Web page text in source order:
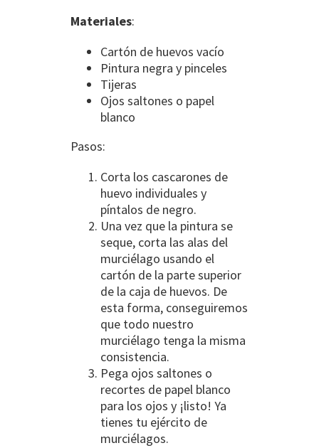
Materiales:
Cartón de huevos vacío
Pintura negra y pinceles
Tijeras
Ojos saltones o papel
blanco
Pasos:
Corta los cascarones de
huevo individuales y
píntalos de negro.
Una vez que la pintura se
seque, corta las alas del
murciélago usando el
cartón de la parte superior
de la caja de huevos. De
esta forma, conseguiremos
que todo nuestro
murciélago tenga la misma
consistencia.
Pega ojos saltones o
recortes de papel blanco
para los ojos y ¡listo! Ya
tienes tu ejército de
murciélagos.